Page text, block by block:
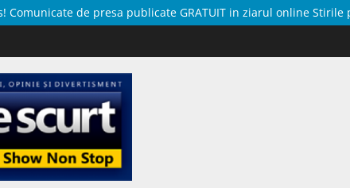
Comunicate de presa publicate GRATUIT in ziarul online